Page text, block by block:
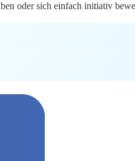
oder sich einfach initiativ